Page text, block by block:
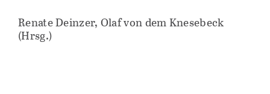
Renate Deinzer, Olaf von dem Knesebeck
(Hrsg.)